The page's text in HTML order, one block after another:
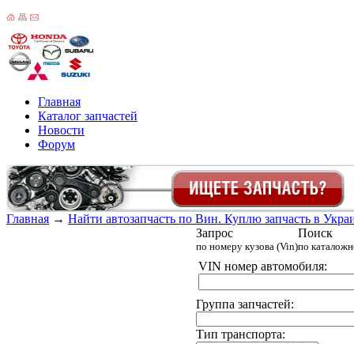
Главная
Каталог запчастей
Новости
Форум
Главная → Найти автозапчасть по Вин. Куплю запчасть в
Запрос
по номеру кузова (Vin)
Поиск
по
VIN номер автомобиля:
Группа запчастей:
Тип транспорта: